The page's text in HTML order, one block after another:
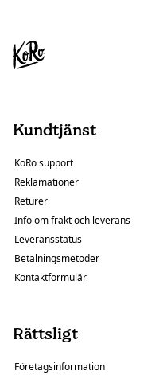
Kundtjänst
KoRo support
Reklamationer
Returer
Info om frakt och leverans
Leveransstatus
Betalningsmetoder
Kontaktformulär
Rättsligt
Företagsinformation